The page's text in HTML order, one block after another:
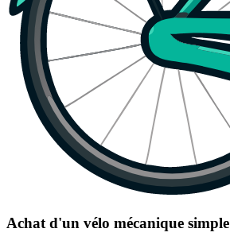
Achat d'un vélo mécanique simple